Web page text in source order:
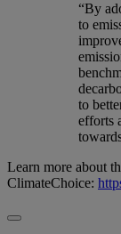
“By
to
to
efforts
Learn more about
ClimateChoice: